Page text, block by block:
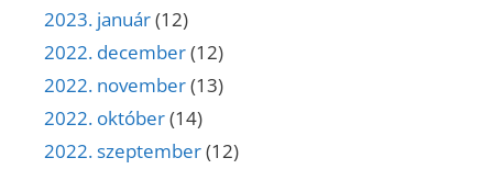
2023. január(12)
2022. december(12)
2022. november(13)
2022. október(14)
2022. szeptember(12)